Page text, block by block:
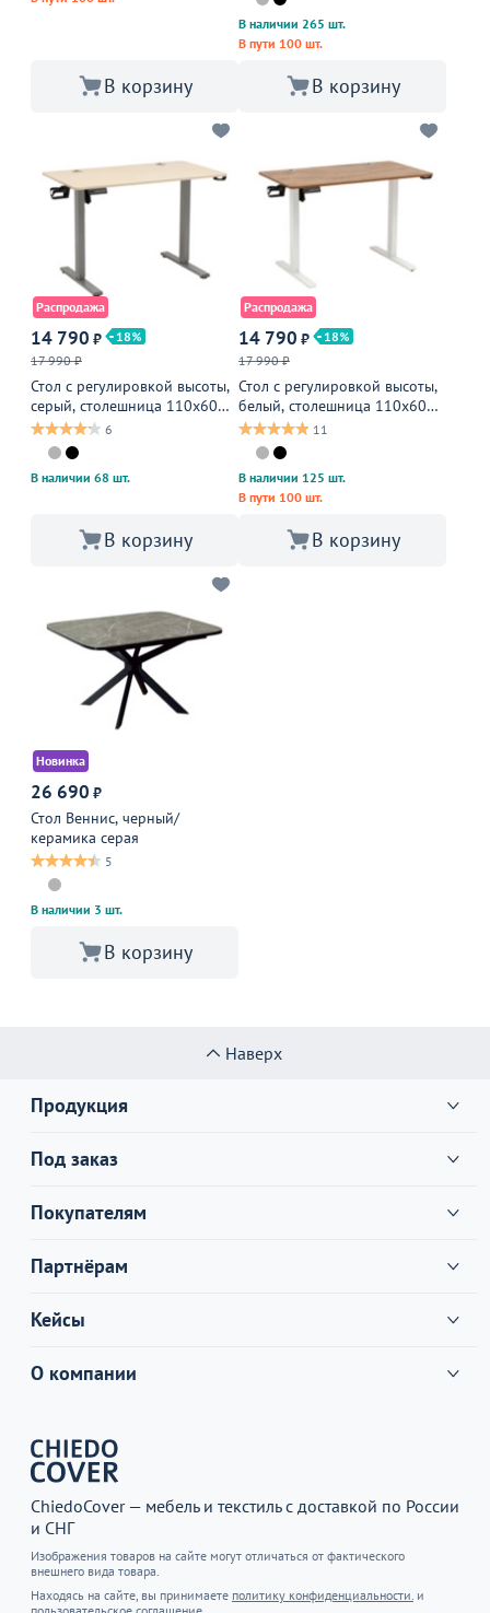
В корзину
В наличии 265 шт.
В пути 100 шт.
В корзину
Распродажа
14 790 ₽
18
17 990 ₽
Стол с регулировкой высоты,
серый, столешница 110х60
см, светлое дерево
6
В наличии 68 шт.
В корзину
Распродажа
14 790 ₽
18
17 990 ₽
Стол с регулировкой высоты,
белый, столешница 110х60
см, дерево 11
В наличии 125 шт.
В пути 100 шт.
В корзину
Новинка
26 690 ₽
Стол Веннис, черный/
керамика серая
5
В наличии 3 шт.
В корзину
Наверх
Продукция
Под заказ
Покупателям
Партнёрам
Кейсы
О компании
ChiedoCover — мебель и текстиль с доставкой по России
и СНГ
Изображения товаров на сайте могут отличаться от фактического
внешнего вида товара.
Находясь на сайте, вы принимаете политику конфиденциальности. и